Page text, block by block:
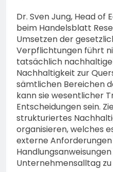
Dr. Sven Jung, Head of
beim Handelsblatt
Umsetzen der
Verpflichtungen führt
tatsächlich
Nachhaltigkeit zur
sämtlichen Bereichen
kann sie wesentlicher
Entscheidungen sein.
strukturiertes
organisieren, welches
externe
Unternehmensalltag zu